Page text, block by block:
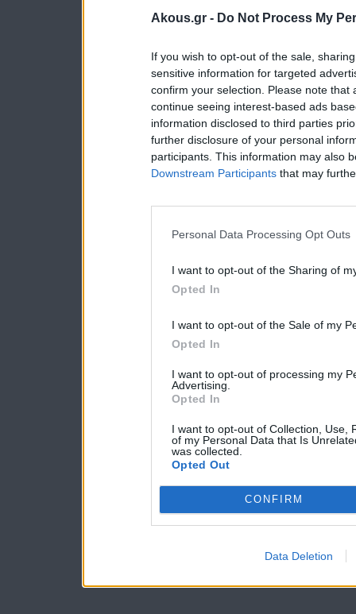
Akous.gr - Do Not Process My
If you wish to opt-out of the sale,
sensitive information for targeted
confirm your selection. Please note
continue seeing interest-based ads
information disclosed to third parties
further disclosure of your personal
participants. This information may also
Downstream Participants that may
Personal Data Processing Opt Outs
I want to opt-out of the Sharing of
Opted In
I want to opt-out of the Sale of my
Opted In
I want to opt-out of processing my
Advertising.
Opted In
I want to opt-out of Collection, Use,
of my Personal Data that Is
was collected.
Opted Out
CONFIRM
Data Deletion